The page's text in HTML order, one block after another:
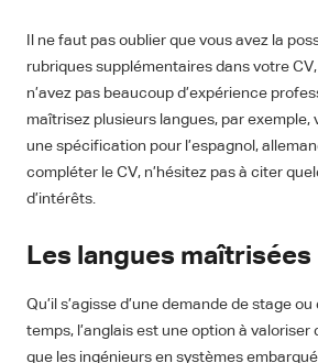
Il ne faut pas oublier que vous avez la
rubriques supplémentaires dans votre
n’avez pas beaucoup d’expérience
maîtrisez plusieurs langues, par exemple,
une spécification pour l’espagnol,
compléter le CV, n’hésitez pas à citer
d’intérêts.
Les langues maîtrisées
Qu’il s’agisse d’une demande de stage ou
temps, l’anglais est une option à valoriser
que les ingénieurs en systèmes